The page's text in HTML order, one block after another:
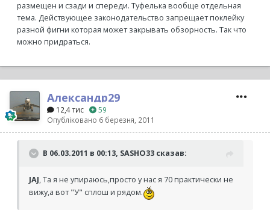
размещен и сзади и спереди. Туфелька вообще отдельная
тема. Действующее законодательство запрещает поклейку
разной фигни которая может закрывать обзорность. Так что
можно придраться.
Александр29
12,4 тис
59
Опубліковано 6 березня, 2011
В 06.03.2011 в 00:13, SASHO33 сказав:
JAJ, Та я не упираюсь,просто у нас я 70 практически не
вижу,а вот "У" сплош и рядом.